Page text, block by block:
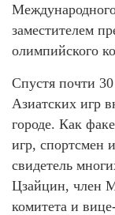
заместителем
олимпийского
Спустя почти
Азиатских игр
городе. Как
игр, спортсмен
свидетель
Цзайцин, член
комитета и